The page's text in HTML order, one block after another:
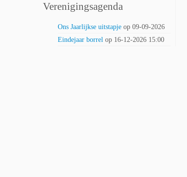
Verenigingsagenda
Ons Jaarlijkse uitstapje op 09-09-2026
Eindejaar borrel op 16-12-2026 15:00